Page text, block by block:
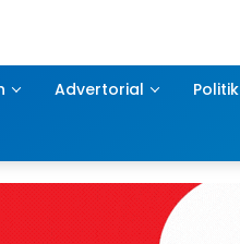
Advertorial Politik